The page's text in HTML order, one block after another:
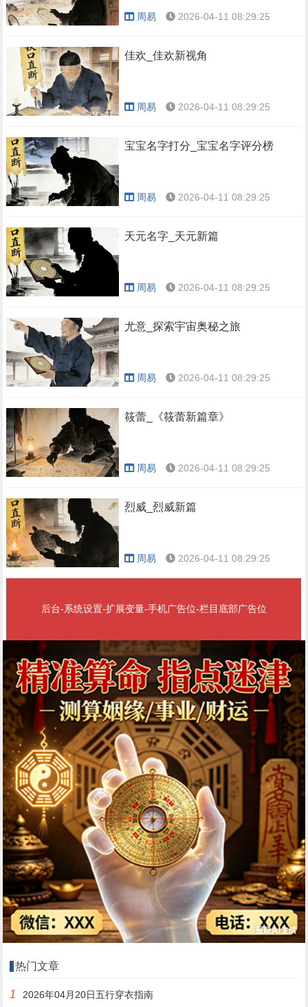
周易 2026-04-11 08:29:25
佳欢_佳欢新视角
周易 2026-04-11 08:29:25
宝宝名字打分_宝宝名字评分榜
周易 2026-04-11 08:29:25
天元名字_天元新篇
周易 2026-04-11 08:29:25
尤意_探索宇宙奥秘之旅
周易 2026-04-11 08:29:25
筱蕾_《筱蕾新篇章》
周易 2026-04-11 08:29:25
烈威_烈威新篇
周易 2026-04-11 08:29:25
后台-系统设置-扩展变量-手机广告位-栏目底部广告位
热门文章
1 2026年04月20日五行穿衣指南